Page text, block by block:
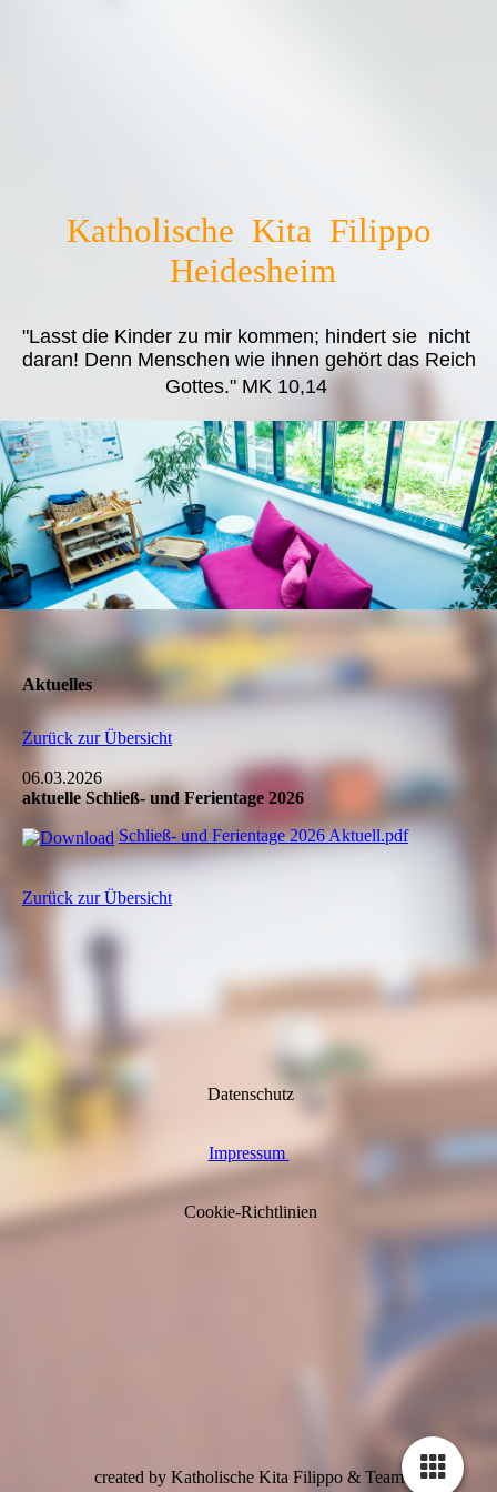
Katholische Kita Filippo
Heidesheim
"Lasst die Kinder zu mir kommen; hindert sie nicht
daran! Denn Menschen wie ihnen gehört das Reich
Gottes." MK 10,14
Aktuelles
Zurück zur Übersicht
06.03.2026
aktuelle Schließ- und Ferientage 2026
Schließ- und Ferientage 2026 Aktuell.pdf
Zurück zur Übersicht
Datenschutz
Impressum
Cookie-Richtlinien
created by Katholische Kita Filippo & Team